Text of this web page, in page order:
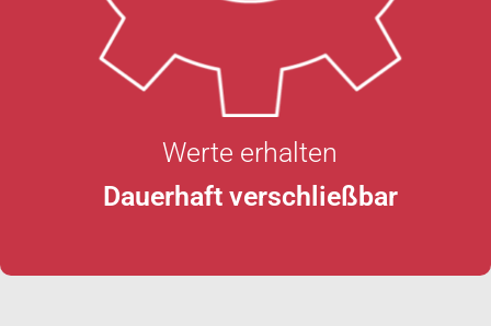
Werte erhalten
Dauerhaft verschließbar